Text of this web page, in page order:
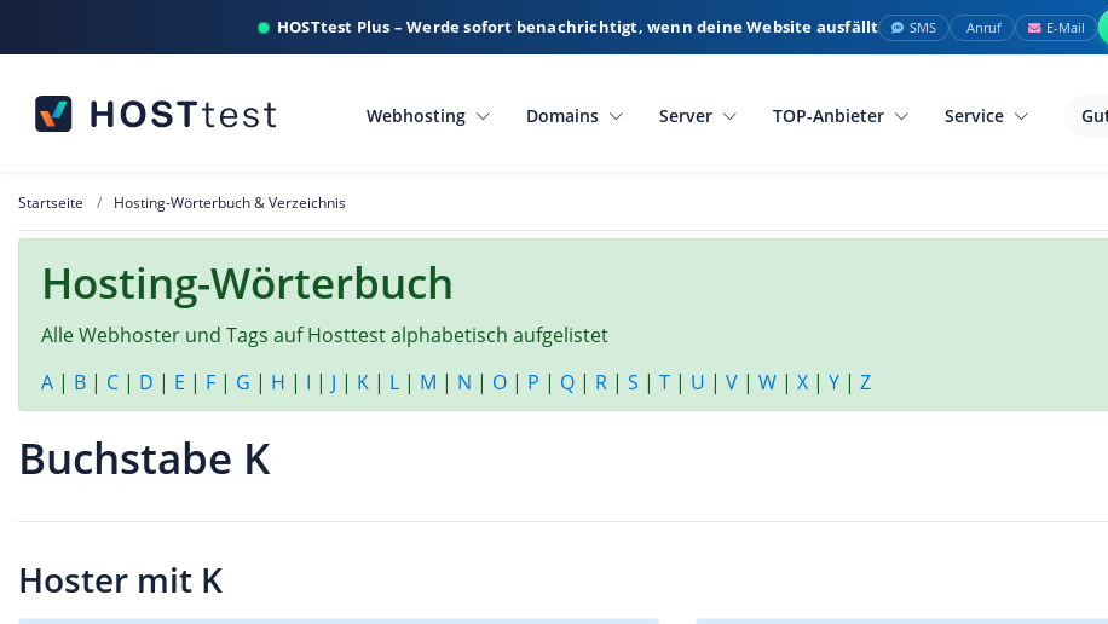
HOSTtest Plus – Werde sofort benachrichtigt, wenn deine Website ausfällt SMS Anruf E-Mail
Webhosting Domains Server TOP-Anbieter Service
Startseite Hosting-Wörterbuch & Verzeichnis
Hosting-Wörterbuch
Alle Webhoster und Tags auf Hosttest alphabetisch aufgelistet
A| B| C| D | E | F| G | H | I | J | K| L| M | N | O| P | Q| R| S | T| U | V| W| X| Y| Z
Buchstabe K
Hoster mit K